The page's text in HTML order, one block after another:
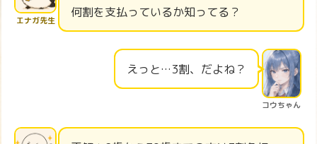
エナガ先生
何割を支払っているか知ってる？
コウちゃん
えっと…3割、だよね？